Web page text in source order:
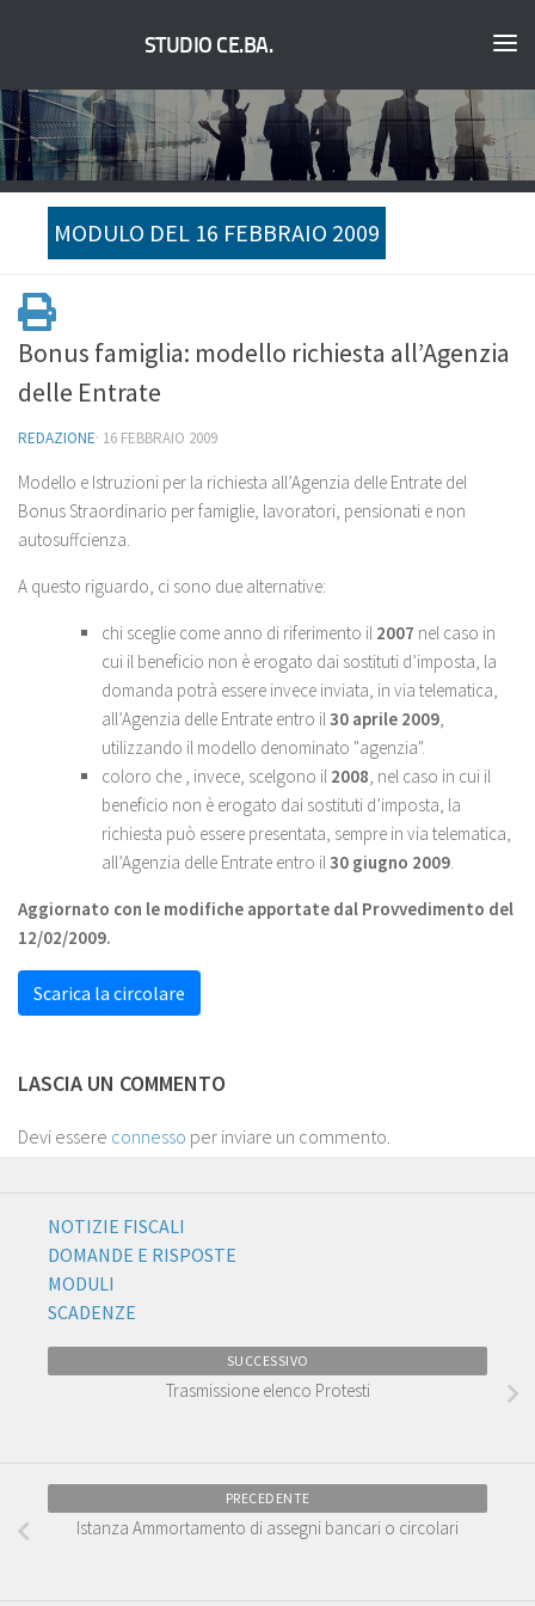
STUDIO CE.BA.
MODULO DEL 16 FEBBRAIO 2009
Bonus famiglia: modello richiesta all’Agenzia
delle Entrate
REDAZIONE· 16 FEBBRAIO 2009
Modello e Istruzioni per la richiesta all’Agenzia delle Entrate del
Bonus Straordinario per famiglie, lavoratori, pensionati e non
autosuffcienza.
A questo riguardo, ci sono due alternative:
chi sceglie come anno di riferimento il 2007 nel caso in
cui il beneficio non è erogato dai sostituti d’imposta, la
domanda potrà essere invece inviata, in via telematica,
all’Agenzia delle Entrate entro il30 aprile 2009,
utilizzando il modello denominato "agenzia".
coloro che , invece, scelgono il 2008, nel caso in cui il
beneficio non è erogato dai sostituti d’imposta, la
richiesta può essere presentata, sempre in via telematica,
all’Agenzia delle Entrate entro il30 giugno 2009.
Aggiornato con le modifiche apportate dal Provvedimento del
12/02/2009.
Scarica la circolare
LASCIA UN COMMENTO
Devi essere connesso per inviare un commento.
NOTIZIE FISCALI
DOMANDE E RISPOSTE
MODULI
SCADENZE
SUCCESSIVO
Trasmissione elenco Protesti
PRECEDENTE
Istanza Ammortamento di assegni bancari o circolari